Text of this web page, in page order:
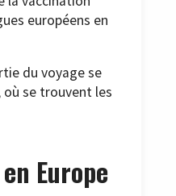
européens en
du voyage se
où se trouvent les
Europe